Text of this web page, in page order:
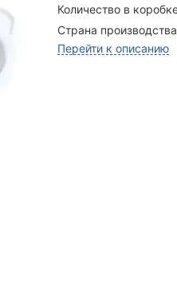
Количество в
Страна
Перейти к описанию